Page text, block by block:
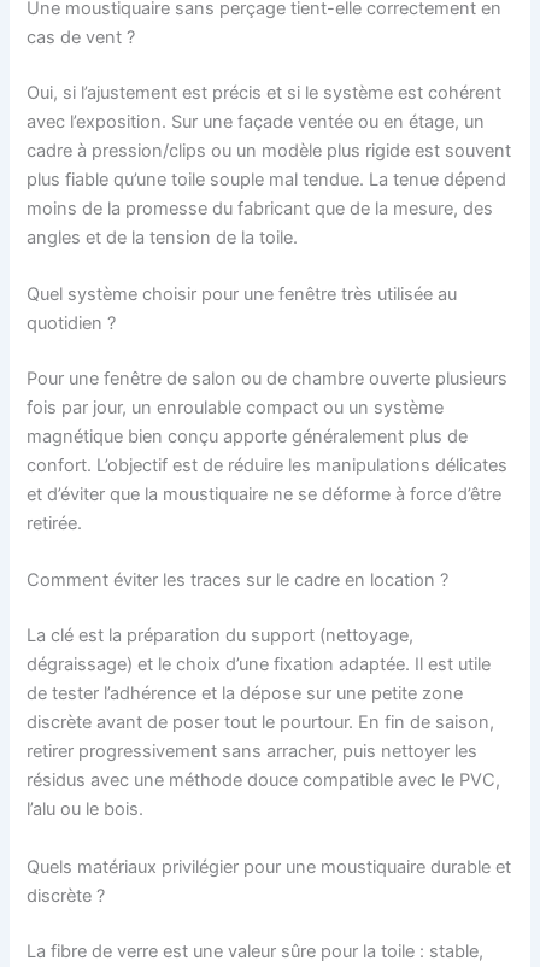
Une moustiquaire sans perçage tient-elle correctement en
cas de vent ?
Oui, si l’ajustement est précis et si le système est cohérent
avec l’exposition. Sur une façade ventée ou en étage, un
cadre à pression/clips ou un modèle plus rigide est souvent
plus fiable qu’une toile souple mal tendue. La tenue dépend
moins de la promesse du fabricant que de la mesure, des
angles et de la tension de la toile.
Quel système choisir pour une fenêtre très utilisée au
quotidien ?
Pour une fenêtre de salon ou de chambre ouverte plusieurs
fois par jour, un enroulable compact ou un système
magnétique bien conçu apporte généralement plus de
confort. L’objectif est de réduire les manipulations délicates
et d’éviter que la moustiquaire ne se déforme à force d’être
retirée.
Comment éviter les traces sur le cadre en location ?
La clé est la préparation du support (nettoyage,
dégraissage) et le choix d’une fixation adaptée. Il est utile
de tester l’adhérence et la dépose sur une petite zone
discrète avant de poser tout le pourtour. En fin de saison,
retirer progressivement sans arracher, puis nettoyer les
résidus avec une méthode douce compatible avec le PVC,
l’alu ou le bois.
Quels matériaux privilégier pour une moustiquaire durable et
discrète ?
La fibre de verre est une valeur sûre pour la toile : stable,